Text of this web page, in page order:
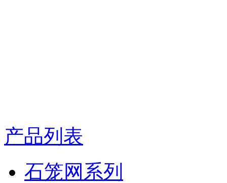
产品列表
石笼网系列